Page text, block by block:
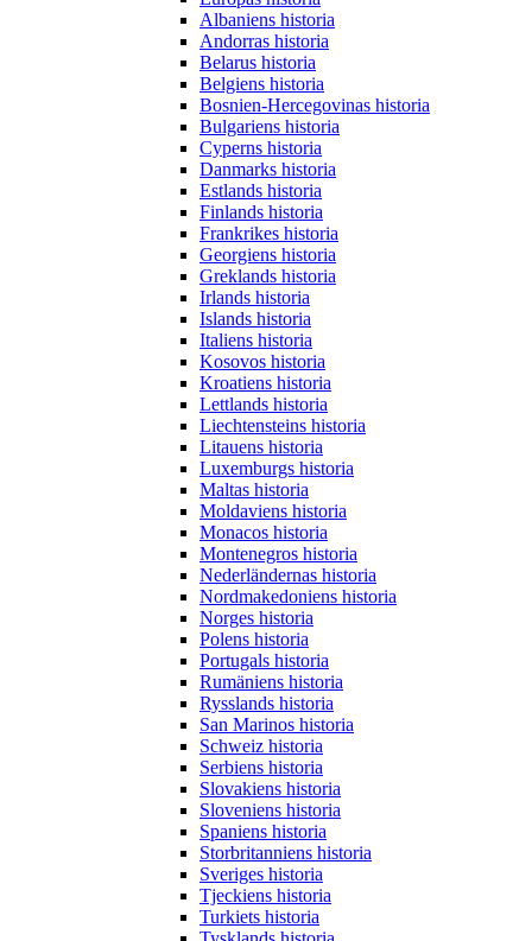
Albaniens historia
Andorras historia
Belarus historia
Belgiens historia
Bosnien-Hercegovinas historia
Bulgariens historia
Cyperns historia
Danmarks historia
Estlands historia
Finlands historia
Frankrikes historia
Georgiens historia
Greklands historia
Irlands historia
Islands historia
Italiens historia
Kosovos historia
Kroatiens historia
Lettlands historia
Liechtensteins historia
Litauens historia
Luxemburgs historia
Maltas historia
Moldaviens historia
Monacos historia
Montenegros historia
Nederländernas historia
Nordmakedoniens historia
Norges historia
Polens historia
Portugals historia
Rumäniens historia
Rysslands historia
San Marinos historia
Schweiz historia
Serbiens historia
Slovakiens historia
Sloveniens historia
Spaniens historia
Storbritanniens historia
Sveriges historia
Tjeckiens historia
Turkiets historia